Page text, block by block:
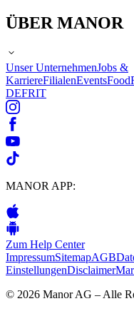
ÜBER MANOR
Unser UnternehmenJobs &
KarriereFilialenEventsFood
DEFRIT
MANOR APP:
Zum Help Center
ImpressumSitemapAGB
EinstellungenDisclaimer
© 2026 Manor AG – Alle